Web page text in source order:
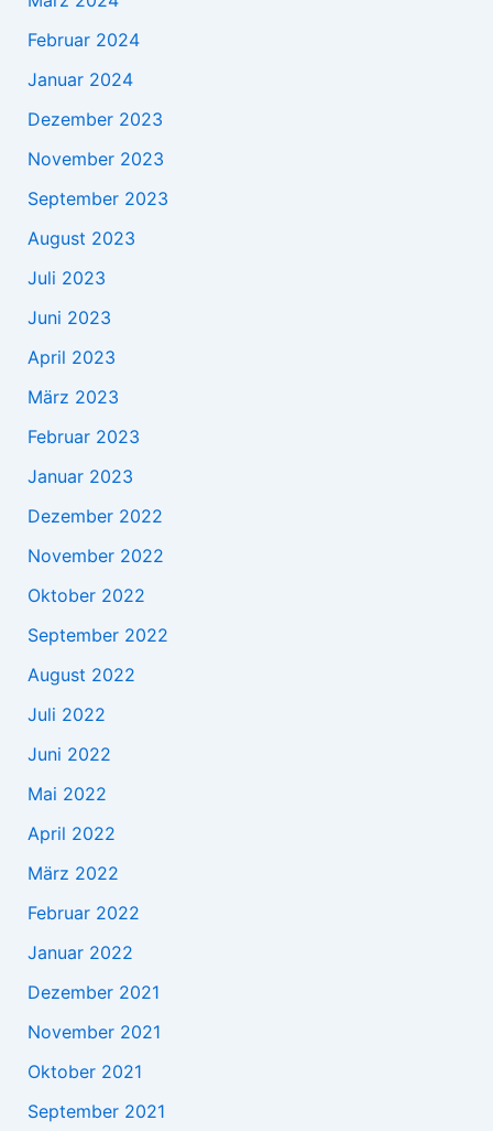
Februar 2024
Januar 2024
Dezember 2023
November 2023
September 2023
August 2023
Juli 2023
Juni 2023
April 2023
März 2023
Februar 2023
Januar 2023
Dezember 2022
November 2022
Oktober 2022
September 2022
August 2022
Juli 2022
Juni 2022
Mai 2022
April 2022
März 2022
Februar 2022
Januar 2022
Dezember 2021
November 2021
Oktober 2021
September 2021